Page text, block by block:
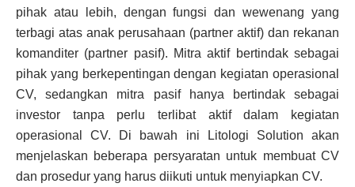
pihak atau lebih, dengan fungsi dan wewenang yang
terbagi atas anak perusahaan (partner aktif) dan rekanan
komanditer (partner pasif). Mitra aktif bertindak sebagai
pihak yang berkepentingan dengan kegiatan operasional
CV, sedangkan mitra pasif hanya bertindak sebagai
investor tanpa perlu terlibat aktif dalam kegiatan
operasional CV. Di bawah ini Litologi Solution akan
menjelaskan beberapa persyaratan untuk membuat CV
dan prosedur yang harus diikuti untuk menyiapkan CV.